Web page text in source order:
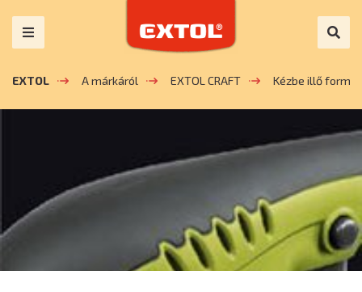
EXTOL A márkáról EXTOL CRAFT Kézbe illő